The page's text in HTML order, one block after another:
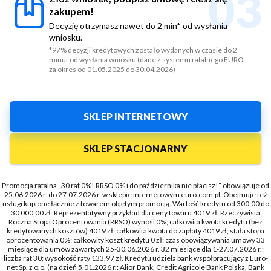
zakupem!
Decyzję otrzymasz nawet do 2 min* od wysłania
wniosku.
*97% decyzji kredytowych zostało wydanych w czasie do 2
minut od wysłania wniosku (dane z systemu ratalnego EURO
za okres od 01.05.2025 do 30.04.2026)
SKLEP INTERNETOWY
SKLEP STACJONARNY
Promocja ratalna „30 rat 0%! RRSO 0% i do października nie płacisz!” obowiązuje od
25.06.2026 r. do 27.07.2026 r. w sklepie internetowym euro.com.pl. Obejmuje też
usługi kupione łącznie z towarem objętym promocją. Wartość kredytu od 300,00 do
30 000,00 zł. Reprezentatywny przykład dla ceny towaru 4019 zł: Rzeczywista
Roczna Stopa Oprocentowania (RRSO) wynosi 0%; całkowita kwota kredytu (bez
kredytowanych kosztów) 4019 zł; całkowita kwota do zapłaty 4019 zł; stała stopa
oprocentowania 0%; całkowity koszt kredytu 0 zł; czas obowiązywania umowy 33
miesiące dla umów zawartych 25-30.06.2026 r. 32 miesiące dla 1-27.07.2026 r.;
liczba rat 30; wysokość raty 133,97 zł. Kredytu udziela bank współpracujący z Euro-
net Sp. z o.o. (na dzień 5.01.2026 r.: Alior Bank, Credit Agricole Bank Polska, Bank